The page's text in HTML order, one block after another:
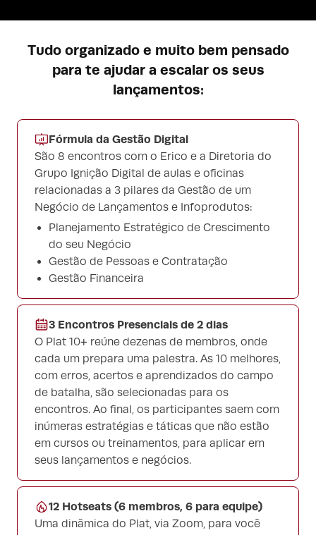
Tudo organizado e muito bem pensado
para te ajudar a escalar os seus
lançamentos:
Fórmula da Gestão Digital
São 8 encontros com o Erico e a Diretoria do
Grupo Ignição Digital de aulas e oficinas
relacionadas a 3 pilares da Gestão de um
Negócio de Lançamentos e Infoprodutos:
Planejamento Estratégico de Crescimento
do seu Negócio
Gestão de Pessoas e Contratação
Gestão Financeira
3 Encontros Presenciais de 2 dias
O Plat 10+ reúne dezenas de membros, onde
cada um prepara uma palestra. As 10 melhores,
com erros, acertos e aprendizados do campo
de batalha, são selecionadas para os
encontros. Ao final, os participantes saem com
inúmeras estratégias e táticas que não estão
em cursos ou treinamentos, para aplicar em
seus lançamentos e negócios.
12 Hotseats (6 membros, 6 para equipe)
Uma dinâmica do Plat, via Zoom, para você